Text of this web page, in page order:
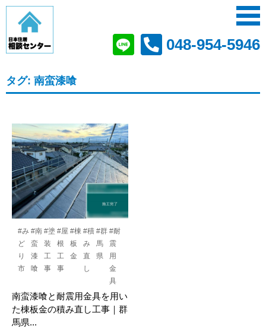
048-954-5946
タグ: 南蛮漆喰
#み
ど
り
市
#南
蛮
漆
喰
#塗
装
工
事
#屋
根
工
事
#棟
板
金
#積
み
直
し
#群
馬
県
#耐
震
用
金
具
南蛮漆喰と耐震用金具を用い
た棟板金の積み直し工事｜群
馬県...